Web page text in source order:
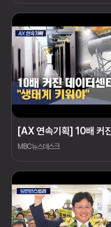
MBC뉴스데스크